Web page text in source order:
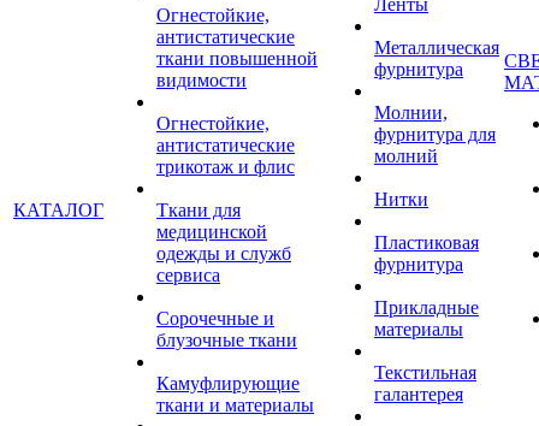
КАТАЛОГ
Огнестойкие,
антистатические
ткани повышенной
видимости
Огнестойкие,
антистатические
трикотаж и флис
Ткани для
медицинской
одежды и служб
сервиса
Сорочечные и
блузочные ткани
Камуфлирующие
ткани и материалы
Ленты
Металлическая
фурнитура
Молнии,
фурнитура для
молний
Нитки
Пластиковая
фурнитура
Прикладные
материалы
Текстильная
галантерея